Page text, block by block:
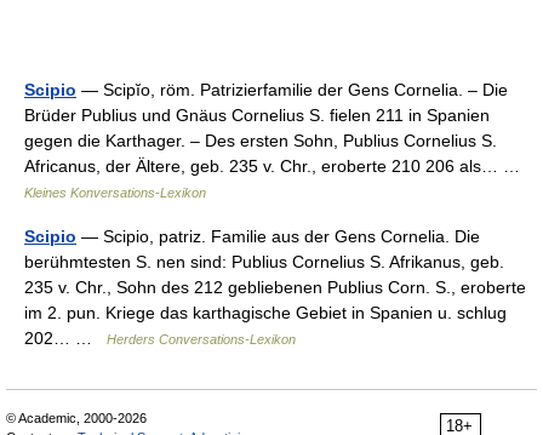
Scipio — Scipĭo, röm. Patrizierfamilie der Gens Cornelia. – Die
Brüder Publius und Gnäus Cornelius S. fielen 211 in Spanien
gegen die Karthager. – Des ersten Sohn, Publius Cornelius S.
Africanus, der Ältere, geb. 235 v. Chr., eroberte 210 206 als… …
Kleines Konversations-Lexikon
Scipio — Scipio, patriz. Familie aus der Gens Cornelia. Die
berühmtesten S. nen sind: Publius Cornelius S. Afrikanus, geb.
235 v. Chr., Sohn des 212 gebliebenen Publius Corn. S., eroberte
im 2. pun. Kriege das karthagische Gebiet in Spanien u. schlug
202… …
Herders Conversations-Lexikon
18+
© Academic, 2000-2026